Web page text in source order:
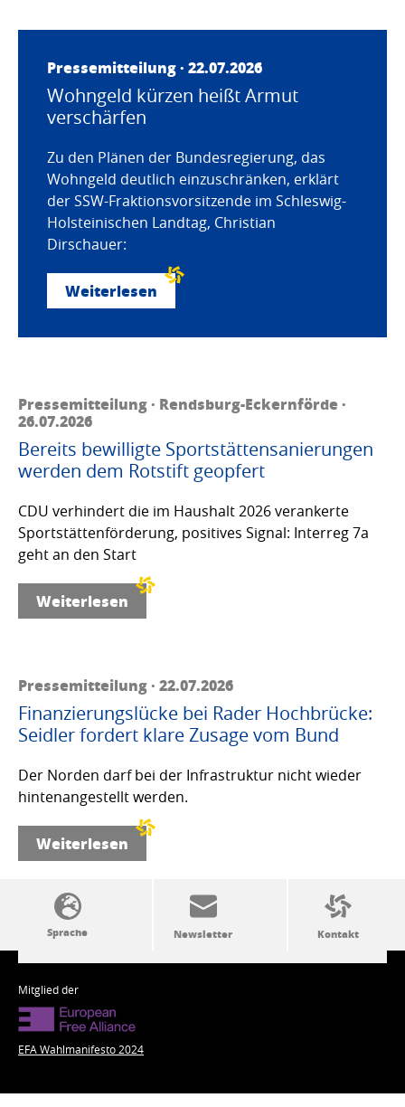
Pressemitteilung · 22.07.2026
Wohngeld kürzen heißt Armut
verschärfen
Zu den Plänen der Bundesregierung, das
Wohngeld deutlich einzuschränken, erklärt
der SSW-Fraktionsvorsitzende im Schleswig-
Holsteinischen Landtag, Christian
Dirschauer:
Weiterlesen
Pressemitteilung · Rendsburg-Eckernförde ·
26.07.2026
Bereits bewilligte Sportstättensanierungen
werden dem Rotstift geopfert
CDU verhindert die im Haushalt 2026 verankerte
Sportstättenförderung, positives Signal: Interreg 7a
geht an den Start
Weiterlesen
Pressemitteilung · 22.07.2026
Finanzierungslücke bei Rader Hochbrücke:
Seidler fordert klare Zusage vom Bund
Der Norden darf bei der Infrastruktur nicht wieder
hintenangestellt werden.
Weiterlesen
SSW-Politik von A bis Z
Mitglied der
EFA Wahlmanifesto 2024